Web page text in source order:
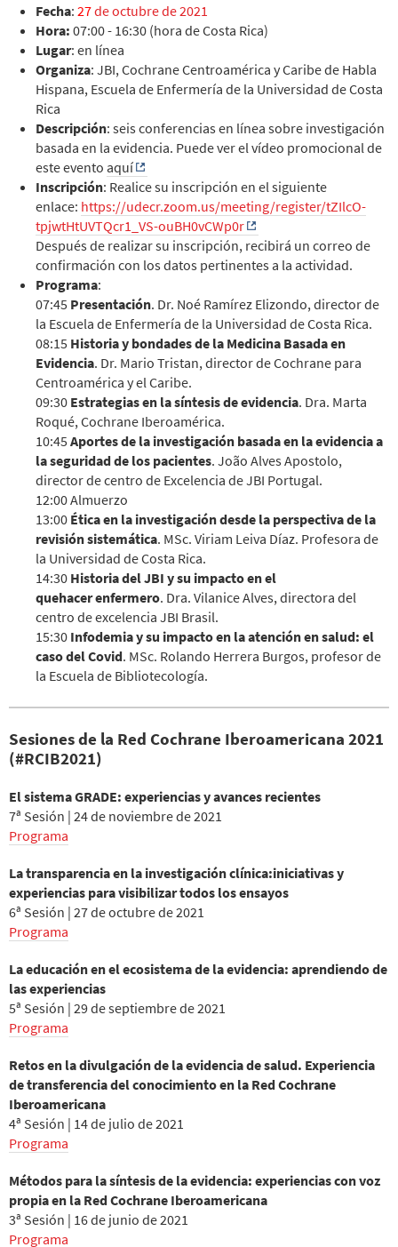
Fecha: 27de octubre de 2021
Hora: 07:00 - 16:30 (hora de Costa Rica)
Lugar: en línea
Organiza: JBI, Cochrane Centroamérica y Caribe de Habla
Hispana, Escuela de Enfermería de la Universidad de Costa
Rica
Descripción: seis conferencias en línea sobre investigación
basada en la evidencia. Puede ver el vídeo promocional de
este evento aquí
Inscripción: Realice su inscripción en el siguiente
enlace: https://udecr.zoom.us/meeting/register/tZIlcO-
tpjwtHtUVTQcr1_VS-ouBH0vCWp0r
Después de realizar su inscripción, recibirá un correo de
confirmación con los datos pertinentes a la actividad.
Programa:
07:45 Presentación. Dr. Noé Ramírez Elizondo, director de
la Escuela de Enfermería de la Universidad de Costa Rica.
08:15 Historia y bondades de la Medicina Basada en
Evidencia. Dr. Mario Tristan, director de Cochrane para
Centroamérica y el Caribe.
09:30 Estrategias en la síntesis de evidencia. Dra. Marta
Roqué, Cochrane Iberoamérica.
10:45 Aportes de la investigación basada en la evidencia a
la seguridad de los pacientes. João Alves Apostolo,
director de centro de Excelencia de JBI Portugal.
12:00 Almuerzo
13:00 Ética en la investigación desde la perspectiva de la
revisión sistemática. MSc. Viriam Leiva Díaz. Profesora de
la Universidad de Costa Rica.
14:30 Historia del JBI y su impacto en el
quehacer enfermero. Dra. Vilanice Alves, directora del
centro de excelencia JBI Brasil.
15:30 Infodemia y su impacto en la atención en salud: el
caso del Covid. MSc. Rolando Herrera Burgos, profesor de
la Escuela de Bibliotecología.
Sesiones de la Red Cochrane Iberoamericana 2021
(#RCIB2021)
El sistema GRADE: experiencias y avances recientes
7ª Sesión | 24 de noviembre de 2021
Programa
La transparencia en la investigación clínica:iniciativas y
experiencias para visibilizar todos los ensayos
6ª Sesión | 27 de octubre de 2021
Programa
La educación en el ecosistema de la evidencia: aprendiendo de
las experiencias
5ª Sesión | 29 de septiembre de 2021
Programa
Retos en la divulgación de la evidencia de salud. Experiencia
de transferencia del conocimiento en la Red Cochrane
Iberoamericana
4ª Sesión | 14 de julio de 2021
Programa
Métodos para la síntesis de la evidencia: experiencias con voz
propia en la Red Cochrane Iberoamericana
3ª Sesión | 16 de junio de 2021
Programa